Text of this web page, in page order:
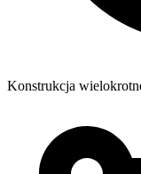
Konstrukcja